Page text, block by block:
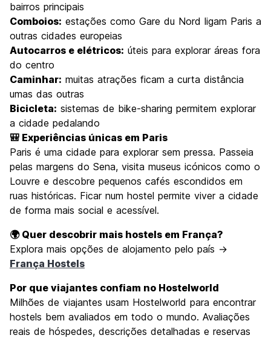
bairros principais
Comboios: estações como Gare du Nord ligam Paris a
outras cidades europeias
Autocarros e elétricos: úteis para explorar áreas fora
do centro
Caminhar: muitas atrações ficam a curta distância
umas das outras
Bicicleta: sistemas de bike-sharing permitem explorar
a cidade pedalando
🎒 Experiências únicas em Paris
Paris é uma cidade para explorar sem pressa. Passeia
pelas margens do Sena, visita museus icónicos como o
Louvre e descobre pequenos cafés escondidos em
ruas históricas. Ficar num hostel permite viver a cidade
de forma mais social e acessível.
🌍 Quer descobrir mais hostels em França?
Explora mais opções de alojamento pelo país →
França Hostels
Por que viajantes confiam no Hostelworld
Milhões de viajantes usam Hostelworld para encontrar
hostels bem avaliados em todo o mundo. Avaliações
reais de hóspedes, descrições detalhadas e reservas